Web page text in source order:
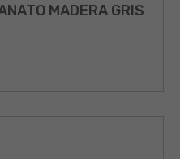
MADERA GRIS